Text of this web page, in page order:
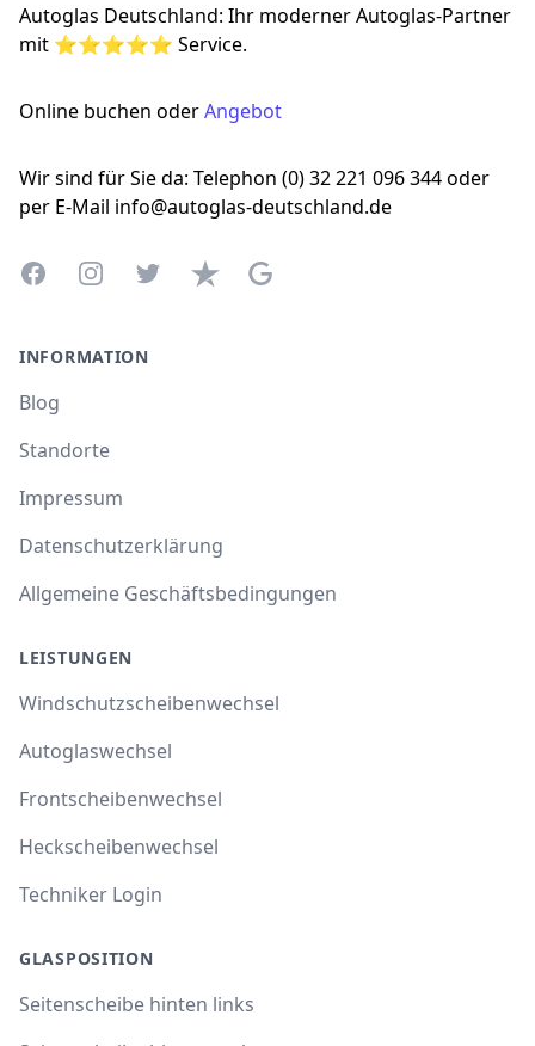
Autoglas Deutschland: Ihr moderner Autoglas-Partner
mit ⭐⭐⭐⭐⭐ Service.
Online buchen oderAngebot
Wir sind für Sie da: Telephon (0) 32 221 096 344 oder
per E-Mail info@autoglas-deutschland.de
FacebookInstagramTwitterTrustpilotGoogle Business Profile
INFORMATION
Blog
Standorte
Impressum
Datenschutzerklärung
Allgemeine Geschäftsbedingungen
LEISTUNGEN
Windschutzscheibenwechsel
Autoglaswechsel
Frontscheibenwechsel
Heckscheibenwechsel
Techniker Login
GLASPOSITION
Seitenscheibe hinten links